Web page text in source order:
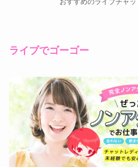
ライブでゴーゴー